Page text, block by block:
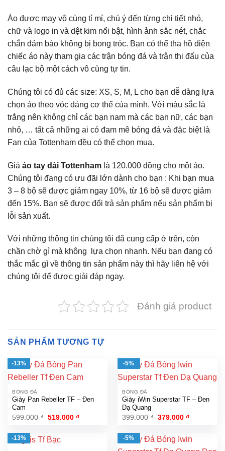
Áo được may vô cùng tỉ mỉ, chú ý đến từng chi tiết nhỏ,
chữ và logo in và dệt kim nổi bật, hình ảnh sắc nét, chắc
chắn đảm bảo không bị bong tróc. Bạn có thể tha hồ diện
chiếc áo này tham gia các trận bóng đá và trận thi đấu của
câu lạc bộ một cách vô cùng tự tin.
Chúng tôi có đủ các size: XS, S, M, L cho bạn dễ dàng lựa
chọn áo theo vóc dáng cơ thể của mình. Với màu sắc là
trắng nên không chỉ các bạn nam mà các bạn nữ, các bạn
nhỏ, … tất cả những ai có đam mê bóng đá và đặc biệt là
Fan của Tottenham đều có thể chọn mua.
Giá áo tay dài Tottenham là 120.000 đồng cho một áo.
Chúng tôi đang có ưu đãi lớn dành cho bạn : Khi bạn mua
3 – 8 bộ sẽ được giảm ngay 10%, từ 16 bộ sẽ được giảm
đến 15%. Bạn sẽ được đổi trả sản phẩm nếu sản phẩm bị
lỗi sản xuất.
Với những thông tin chúng tôi đã cung cấp ở trên, còn
chần chờ gì mà không lựa chọn nhanh. Nếu bạn đang có
thắc mắc gì về thông tin sản phẩm này thì hãy liên hệ với
chúng tôi để được giải đáp ngay.
Đánh giá product
SẢN PHẨM TƯƠNG TỰ
-13%
BÓNG ĐÁ
Giày Pan Rebeller TF – Đen
Cam
599.000₫ Giá
599.000 ₫.
519.000₫Giá
-5%
BÓNG ĐÁ
Giày iWin Superstar TF – Đen
Dạ Quang
399.000₫ Giá
399.000 ₫.
379.000₫Giá
là:
379.000 ₫.
-13% -5%